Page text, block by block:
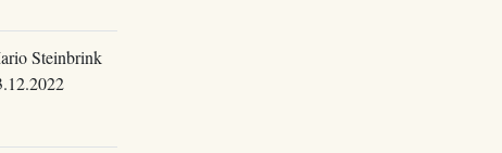
Steinbrink